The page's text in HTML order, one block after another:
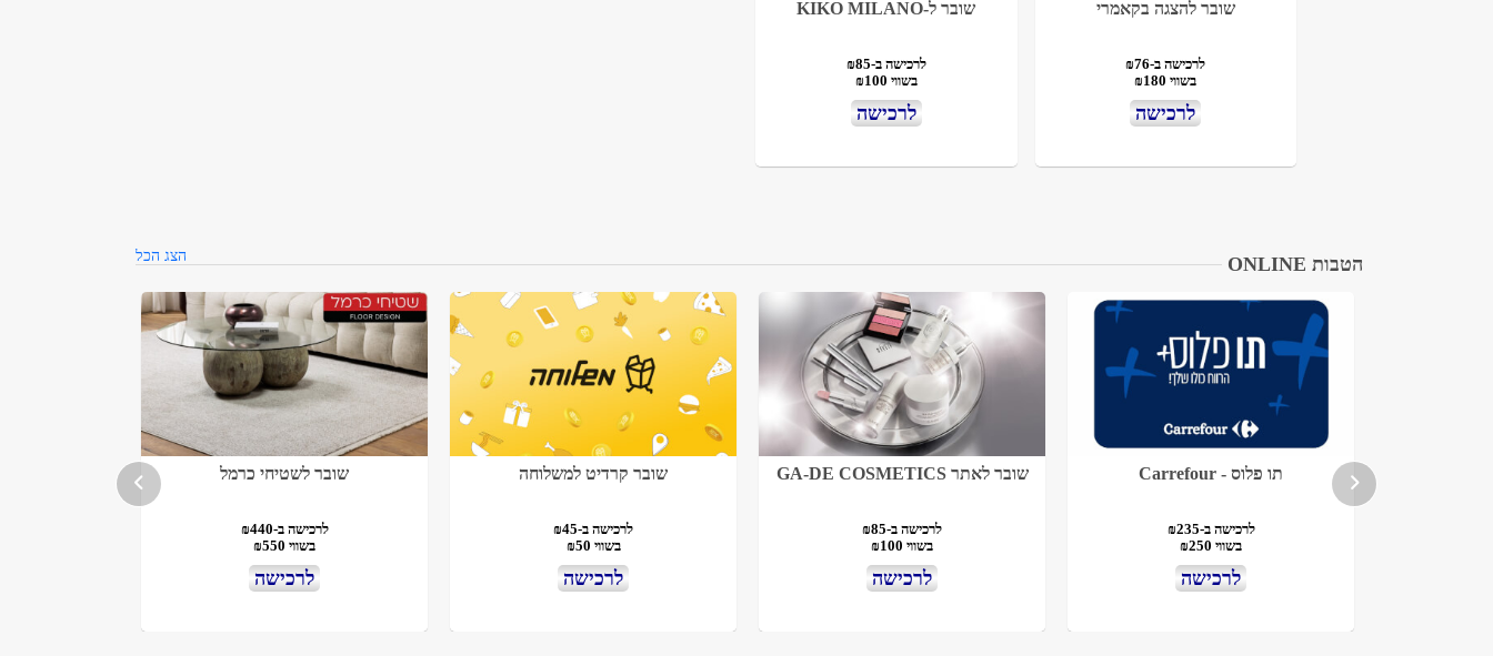
שובר להצגה בקאמרי
לרכישה ב-₪76
בשווי ₪180
לרכישה
שובר ל-KIKO MILANO
לרכישה ב-₪85
בשווי ₪100
לרכישה
הטבות ONLINE הצג הכל
שובר לשטיחי כרמל
לרכישה ב-₪440
בשווי ₪550
לרכישה
שובר קרדיט למשלוחה
לרכישה ב-₪45
בשווי ₪50
לרכישה
שובר לאתר GA-DE COSMETICS
לרכישה ב-₪85
בשווי ₪100
לרכישה
תו פלוס - Carrefour
לרכישה ב-₪235
בשווי ₪250
לרכישה